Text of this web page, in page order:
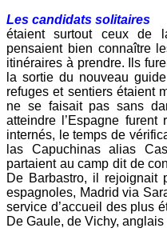
Les candidats solitaires
étaient surtout ceux de
pensaient bien connaître
itinéraires à prendre. Ils
la sortie du nouveau
refuges et sentiers étaient
ne se faisait pas sans
atteindre l’Espagne
internés, le temps de
las Capuchinas alias
partaient au camp dit de
De Barbastro, il rejoignait
espagnoles, Madrid via
service d’accueil des plus
De Gaule, de Vichy, anglais